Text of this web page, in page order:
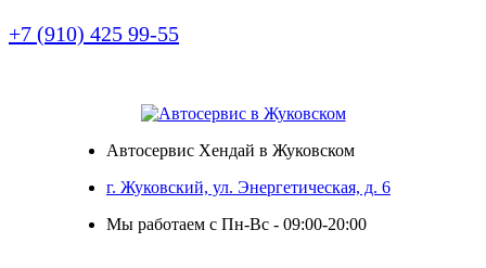
+7 (910) 425 99-55
Автосервис Хендай в Жуковском
г. Жуковский, ул. Энергетическая, д. 6
Мы работаем с Пн-Вc - 09:00-20:00